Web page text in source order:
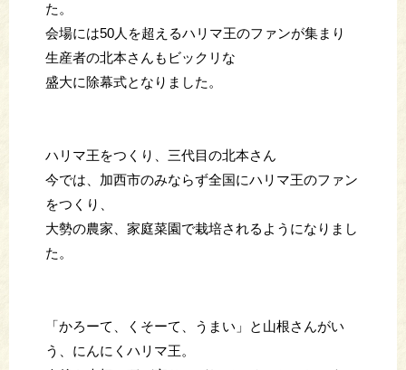
た。
会場には50人を超えるハリマ王のファンが集まり
生産者の北本さんもビックリな
盛大に除幕式となりました。
ハリマ王をつくり、三代目の北本さん
今では、加西市のみならず全国にハリマ王のファン
をつくり、
大勢の農家、家庭菜園で栽培されるようになりまし
た。
「かろーて、くそーて、うまい」と山根さんがい
う、にんにくハリマ王。